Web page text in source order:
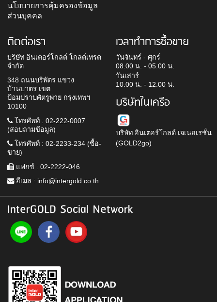
นโยบายการคุ้มครองข้อมูล
ส่วนบุคคล
ติดต่อเรา
บริษัท อินเตอร์โกลด์ โกลด์เทรด
จำกัด
348 ถนนบริพัตร แขวง
บ้านบาตร เขต
ป้อมปราบศัตรูพ่าย กรุงเทพฯ
10100
โทรศัพท์ : 02-222-0007
(สอบถามข้อมูล)
โทรศัพท์ : 02-2233-234 (ซื้อ-
ขาย)
แฟกซ์ : 02-2222-046
อีเมล : info@intergold.co.th
เวลาทำการซื้อขาย
วันจันทร์ - ศุกร์
08.00 น. - 05.00 น.
วันเสาร์
10.00 น. - 12.00 น.
บริษัทในเครือ
บริษัท อินเตอร์โกลด์ เจเนอเรชั่น
(GOLD2go)
InterGOLD Social Network